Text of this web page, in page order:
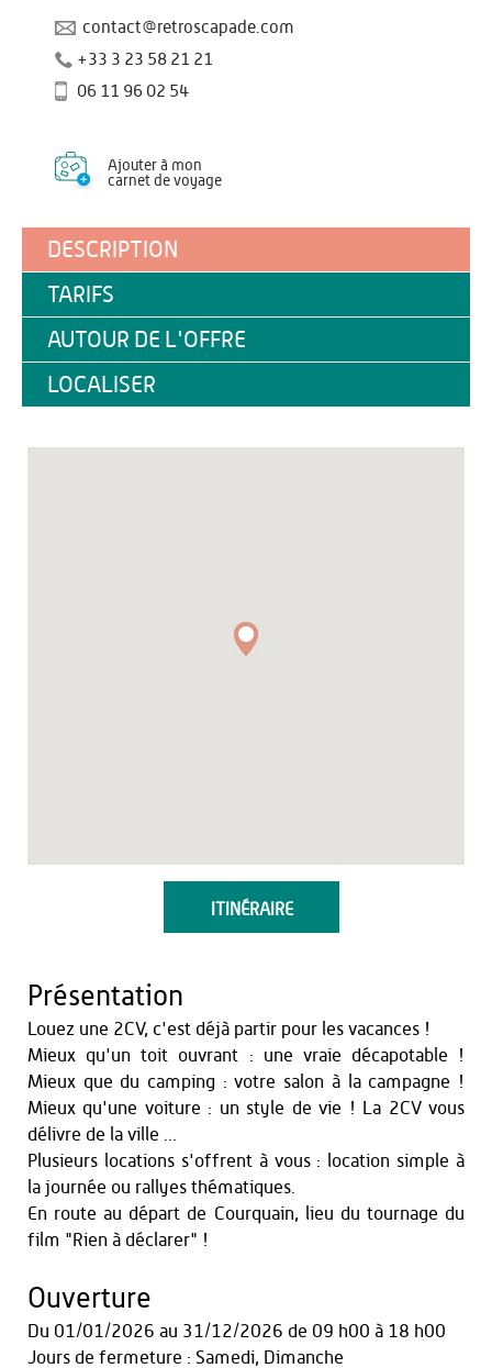
contact@retroscapade.com
+33 3 23 58 21 21
06 11 96 02 54
Ajouter à mon
carnet de voyage
DESCRIPTION
TARIFS
AUTOUR DE L'OFFRE
LOCALISER
ITINÉRAIRE
Présentation
Louez une 2CV, c'est déjà partir pour les vacances !
Mieux qu'un toit ouvrant : une vraie décapotable !
Mieux que du camping : votre salon à la campagne !
Mieux qu'une voiture : un style de vie ! La 2CV vous
délivre de la ville ...
Plusieurs locations s'offrent à vous : location simple à
la journée ou rallyes thématiques.
En route au départ de Courquain, lieu du tournage du
film "Rien à déclarer" !
Ouverture
Du 01/01/2026 au 31/12/2026 de 09 h00 à 18 h00
Jours de fermeture : Samedi, Dimanche